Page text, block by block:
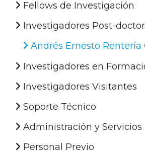
Fellows de Investigación
Investigadores Post-
Andrés Ernesto Rentería
Investigadores en
Investigadores Visitantes
Soporte Técnico
Administración y Servicios
Personal Previo